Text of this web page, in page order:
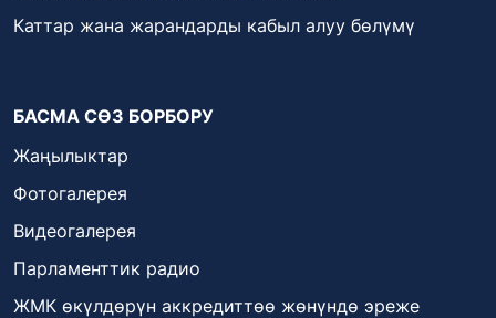
Каттар жана жарандарды кабыл алуу бөлүмү
БАСМА СӨЗ БОРБОРУ
Жаңылыктар
Фотогалерея
Видеогалерея
Парламенттик радио
ЖМК өкүлдөрүн аккредиттөө жөнүндө эреже